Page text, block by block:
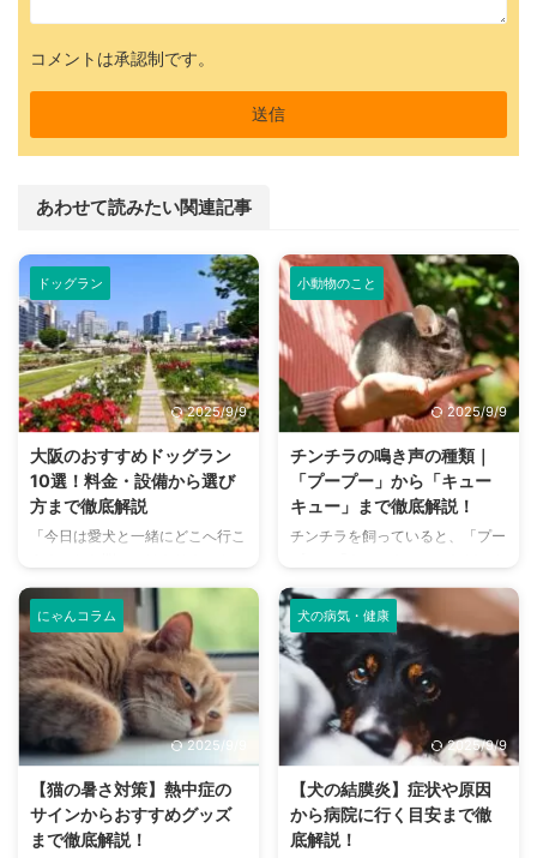
コメントは承認制です。
あわせて読みたい関連記事
ドッグラン
2025/9/9
大阪のおすすめドッグラン
10選！料金・設備から選び
方まで徹底解説
「今日は愛犬と一緒にどこへ行こ
か？大阪には、広大な敷地でのび
のびと遊べるドッグランから、都
心でアクセスしやすい便利な施設
まで、魅力的なドッグランがたく
さんあります。 しかし、「初め
てドッグランに行くから不安」
「どの施設が愛犬に合っているか
わからない」という方も多いので
は、大阪府内にある人気のドッグ
ランを厳選し、料金、広さ、利用
条件、設備など、気になる情報を
小動物のこと
2025/9/9
チンチラの鳴き声の種類｜
「プープー」から「キュー
キュー」まで徹底解説！
チンチラを飼っていると、「プー
まざまな鳴き声が聞こえてくるこ
とがありますよね。 チンチラは
犬や猫のように鳴き声で感情を表
現するため、その鳴き声の意味を
理解することは、愛チンチラとの
関係を深める上で非常に大切で
す。 この記事では、チンチラの
代表的な鳴き声の種類とその意味
鳴き声からわかるストレスや病気
のサイン、チンチラが鳴く理由を
理解して良好な関係を築くための
にゃんコラム
2025/9/9
【猫の暑さ対策】熱中症の
サインからおすすめグッズ
まで徹底解説！
犬の病気・健康
2025/9/9
【犬の結膜炎】症状や原因
から病院に行く目安まで徹
底解説！